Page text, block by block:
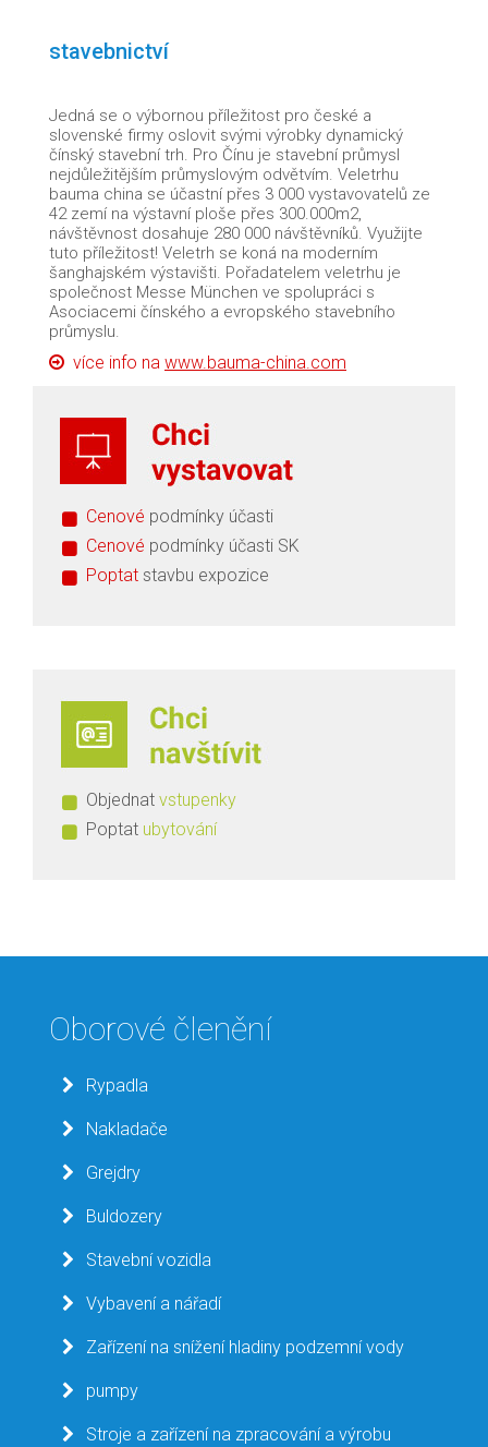
stavebnictví
Jedná se o výbornou příležitost pro české a
slovenské firmy oslovit svými výrobky dynamický
čínský stavební trh. Pro Čínu je stavební průmysl
nejdůležitějším průmyslovým odvětvím. Veletrhu
bauma china se účastní přes 3 000 vystavovatelů ze
42 zemí na výstavní ploše přes 300.000m2,
návštěvnost dosahuje 280 000 návštěvníků. Využijte
tuto příležitost! Veletrh se koná na moderním
šanghajském výstavišti. Pořadatelem veletrhu je
společnost Messe München ve spolupráci s
Asociacemi čínského a evropského stavebního
průmyslu.
více info na www.bauma-china.com
Cenové podmínky účasti
Cenové podmínky účasti SK
Poptat stavbu expozice
Objednatvstupenky
Poptat ubytování
Oborové členění
Rypadla
Nakladače
Grejdry
Buldozery
Stavební vozidla
Vybavení a nářadí
Zařízení na snížení hladiny podzemní vody
pumpy
Stroje a zařízení na zpracování a výrobu